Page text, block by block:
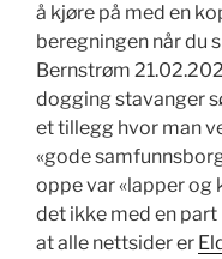
å kjøre på med en
beregningen når du
Bernstrøm
dogging stavanger
et tillegg hvor man
«gode
oppe var «lapper og
det ikke med en
at alle nettsider er